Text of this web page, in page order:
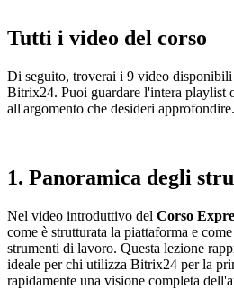
Tutti i video del corso
Di seguito, troverai i 9 video disponibili
Bitrix24. Puoi guardare l'intera playlist
all'argomento che desideri approfondire.
1. Panoramica degli
Nel video introduttivo del Corso
come è strutturata la piattaforma e
strumenti di lavoro. Questa lezione
ideale per chi utilizza Bitrix24 per la
rapidamente una visione completa